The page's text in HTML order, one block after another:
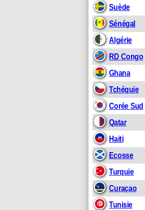
Suède
Sénégal
Algérie
RD Congo
Ghana
Tchéquie
Corée Sud
Qatar
Haiti
Ecosse
Turquie
Curaçao
Tunisie